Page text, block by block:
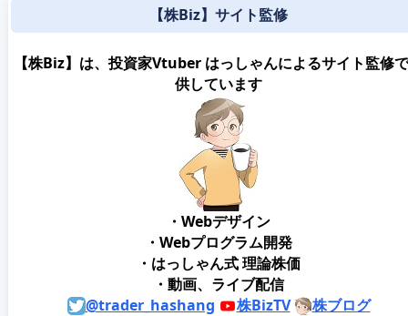
【株Biz】サイト監修
【株Biz】は、投資家Vtuber はっしゃんによるサイト監修
供しています
・Webデザイン
・Webプログラム開発
・はっしゃん式 理論株価
・動画、ライブ配信
@trader_hashang
株BizTV 株ブログ